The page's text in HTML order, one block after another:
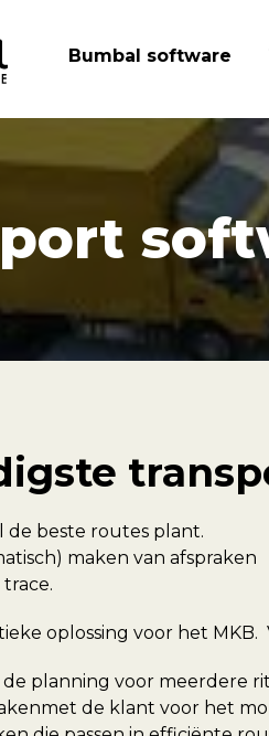
Bumbal software
de beste routes plant.
maken van afspraken
oplossing voor het
planning voor meerdere
de klant voor het